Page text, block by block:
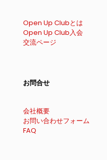
Open Up Clubとは
Open Up Club入会
交流ページ
お問合せ
会社概要
お問い合わせフォーム
FAQ